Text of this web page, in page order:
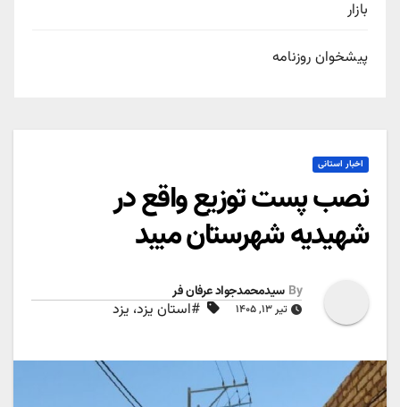
بازار
پیشخوان روزنامه
اخبار استانی
نصب پست توزیع واقع در
شهیدیه شهرستان میبد
By سیدمحمدجواد عرفان فر
تیر ۱۳, ۱۴۰۵ #استان یزد، یزد